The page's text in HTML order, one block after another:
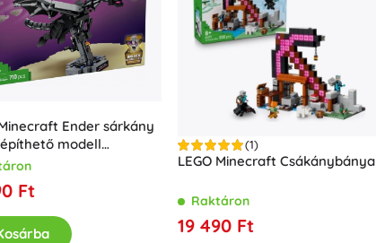
Zoknik és harisnyák
+Mutasson többet
Ékszerek
Táskák
Ékszerdobozok
Ender sárkány
modell
szárnyakkal
Ft
(1)
LEGO Minecraft Csákánybánya
Raktáron
19 490 Ft